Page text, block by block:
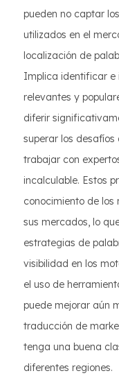
pueden no captar
utilizados en el
localización de
Implica identificar e
relevantes y
diferir
superar los
trabajar con
incalculable. Estos
conocimiento de
sus mercados, lo
estrategias de
visibilidad en los
el uso de
puede mejorar aún
traducción de
tenga una buena
diferentes regiones.